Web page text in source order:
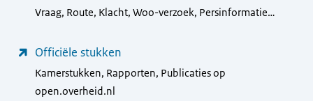
Vraag, Route, Klacht, Woo-verzoek, Persinformatie…
Officiële stukken
Kamerstukken, Rapporten, Publicaties op
open.overheid.nl